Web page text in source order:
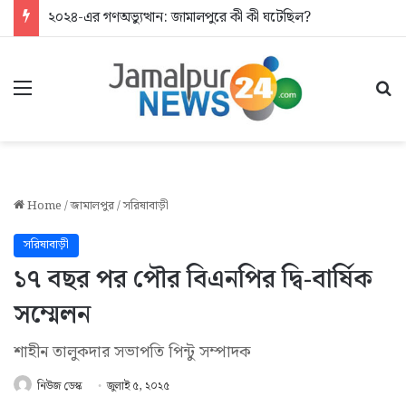
২০২৪-এর গণঅভ্যুত্থান: জামালপুরে কী কী ঘটেছিল?
Menu
Home/জামালপুর/সরিষাবাড়ী
সরিষাবাড়ী
১৭ বছর পর পৌর বিএনপির দ্বি-বার্ষিক
সম্মেলন
শাহীন তালুকদার সভাপতি পিন্টু সম্পাদক
নিউজ ডেস্ক জুলাই ৫, ২০২৫